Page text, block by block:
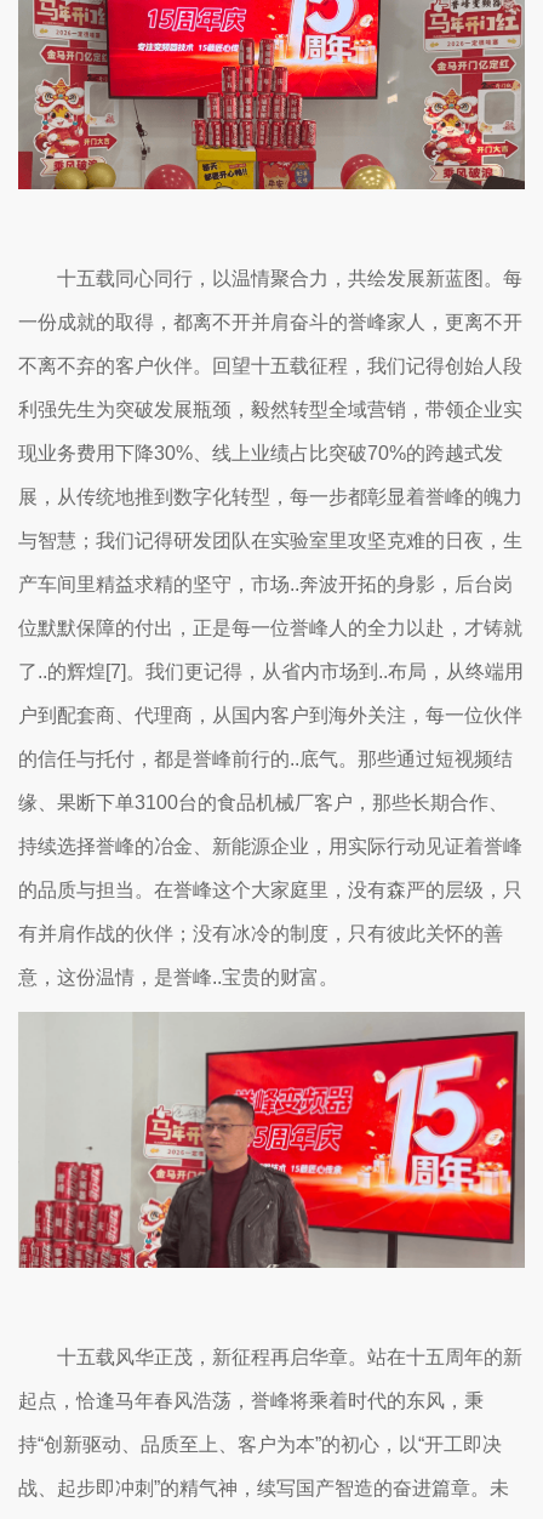
十五载同心同行，以温情聚合力，共绘发展新蓝图。每
一份成就的取得，都离不开并肩奋斗的誉峰家人，更离不开
不离不弃的客户伙伴。回望十五载征程，我们记得创始人段
利强先生为突破发展瓶颈，毅然转型全域营销，带领企业实
现业务费用下降30%、线上业绩占比突破70%的跨越式发
展，从传统地推到数字化转型，每一步都彰显着誉峰的魄力
与智慧；我们记得研发团队在实验室里攻坚克难的日夜，生
产车间里精益求精的坚守，市场..奔波开拓的身影，后台岗
位默默保障的付出，正是每一位誉峰人的全力以赴，才铸就
了..的辉煌[7]。我们更记得，从省内市场到..布局，从终端用
户到配套商、代理商，从国内客户到海外关注，每一位伙伴
的信任与托付，都是誉峰前行的..底气。那些通过短视频结
缘、果断下单3100台的食品机械厂客户，那些长期合作、
持续选择誉峰的冶金、新能源企业，用实际行动见证着誉峰
的品质与担当。在誉峰这个大家庭里，没有森严的层级，只
有并肩作战的伙伴；没有冰冷的制度，只有彼此关怀的善
意，这份温情，是誉峰..宝贵的财富。
十五载风华正茂，新征程再启华章。站在十五周年的新
起点，恰逢马年春风浩荡，誉峰将乘着时代的东风，秉
持“创新驱动、品质至上、客户为本”的初心，以“开工即决
战、起步即冲刺”的精气神，续写国产智造的奋进篇章。未